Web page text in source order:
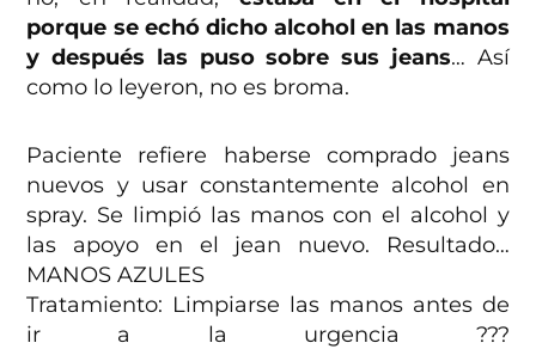
porque se echó dicho alcohol en las manos
y después las puso sobre sus jeans… Así
como lo leyeron, no es broma.
Paciente refiere haberse comprado jeans
nuevos y usar constantemente alcohol en
spray. Se limpió las manos con el alcohol y
las apoyo en el jean nuevo. Resultado…
MANOS AZULES
Tratamiento: Limpiarse las manos antes de
ir a la urgencia ???